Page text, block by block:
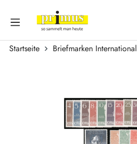
Zum Hauptinhalt springen
Startseite Briefmarken International